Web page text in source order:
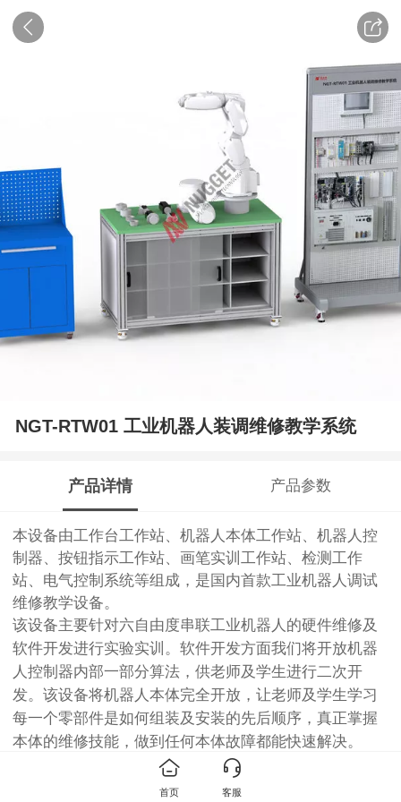
NGT-RTW01 工业机器人装调维修教学系统
产品详情 产品参数
本设备由工作台工作站、机器人本体工作站、机器人控
制器、按钮指示工作站、画笔实训工作站、检测工作
站、电气控制系统等组成，是国内首款工业机器人调试
维修教学设备。
该设备主要针对六自由度串联工业机器人的硬件维修及
软件开发进行实验实训。软件开发方面我们将开放机器
人控制器内部一部分算法，供老师及学生进行二次开
发。该设备将机器人本体完全开放，让老师及学生学习
每一个零部件是如何组装及安装的先后顺序，真正掌握
本体的维修技能，做到任何本体故障都能快速解决。
1.输入电源：AC220V±10%（单相），50Hz；
首页 客服